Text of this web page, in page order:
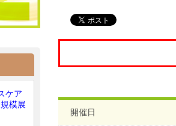
開催日
ケア
模展